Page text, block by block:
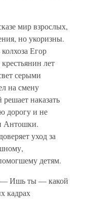
мир взрослых,
но укоризны.
Егор
лет
серыми
на смену
наказать
дорогу и не
Антошки.
уход за
детям.
— Ишь ты — какой
кадрах